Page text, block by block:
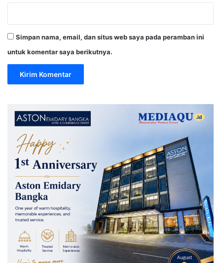
Simpan nama, email, dan situs web saya pada peramban ini
untuk komentar saya berikutnya.